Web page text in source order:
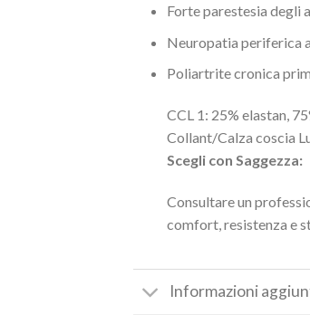
Forte parestesia degli
Neuropatia periferica
Poliartrite cronica
CCL 1: 25% elastan,
Collant/Calza coscia
Scegli con Saggezza:
Consultare un
comfort, resistenza e
Informazioni